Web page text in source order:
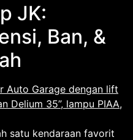
JK:
Ban, &
satu kendaraan favorit